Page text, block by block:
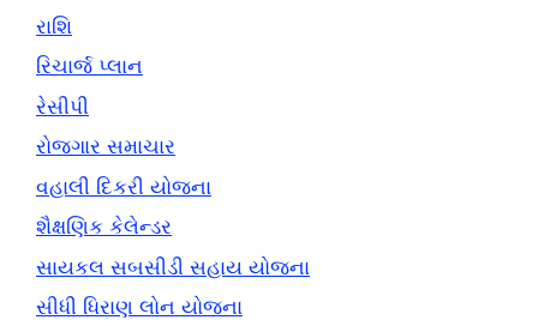
રાશિ
રિચાર્જ પ્લાન
રેસીપી
રોજગાર સમાચાર
વહાલી દિકરી યોજના
શૈક્ષણિક કેલેન્ડર
સાયકલ સબસીડી સહાય યોજના
સીધી ધિરાણ લોન યોજના